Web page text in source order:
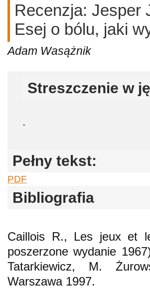
Recenzja: Jesper
Esej o bólu, jaki
Adam Wasążnik
Streszczenie w
.
Pełny tekst:
PDF
Bibliografia
Caillois R., Les jeux et
poszerzone wydanie
Tatarkiewicz, M.
Warszawa 1997.